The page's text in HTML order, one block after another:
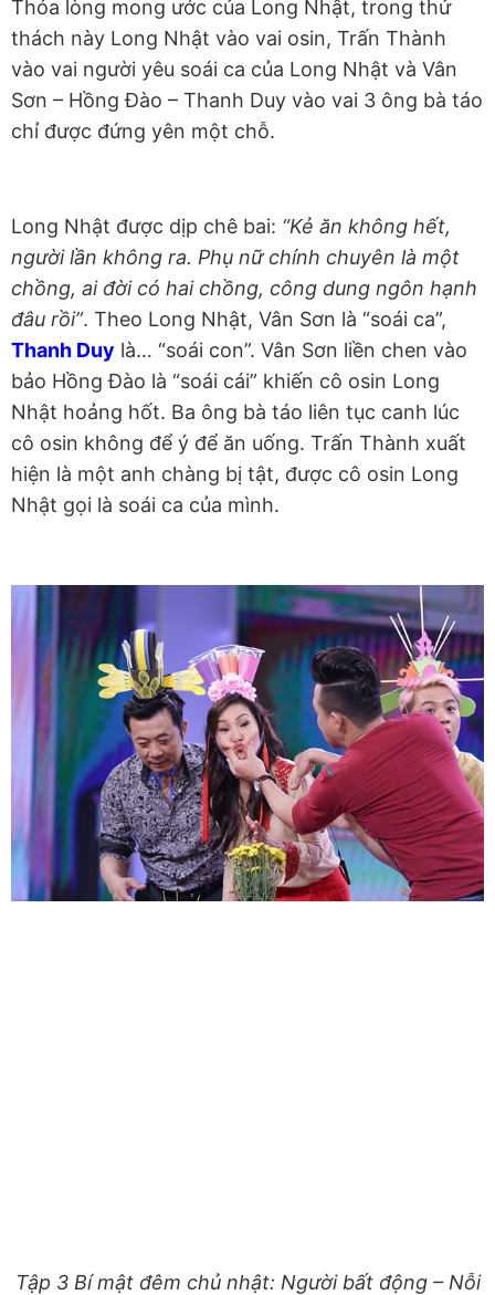
Thỏa lòng mong ước của Long Nhật, trong thử
thách này Long Nhật vào vai osin, Trấn Thành
vào vai người yêu soái ca của Long Nhật và Vân
Sơn – Hồng Đào – Thanh Duy vào vai 3 ông bà táo
chỉ được đứng yên một chỗ.
Long Nhật được dịp chê bai: “Kẻ ăn không hết,
người lần không ra. Phụ nữ chính chuyên là một
chồng, ai đời có hai chồng, công dung ngôn hạnh
đâu rồi”. Theo Long Nhật, Vân Sơn là “soái ca”,
Thanh Duy là… “soái con”. Vân Sơn liền chen vào
bảo Hồng Đào là “soái cái” khiến cô osin Long
Nhật hoảng hốt. Ba ông bà táo liên tục canh lúc
cô osin không để ý để ăn uống. Trấn Thành xuất
hiện là một anh chàng bị tật, được cô osin Long
Nhật gọi là soái ca của mình.
Tập 3 Bí mật đêm chủ nhật: Người bất động – Nỗi